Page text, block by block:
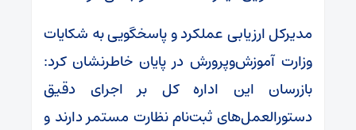
مدیرکل ارزیابی عملکرد و پاسخگویی به شکایات
وزارت آموزش‌وپرورش در پایان خاطرنشان کرد:
بازرسان این اداره کل بر اجرای دقیق
دستورالعمل‌های ثبت‌نام نظارت مستمر دارند و